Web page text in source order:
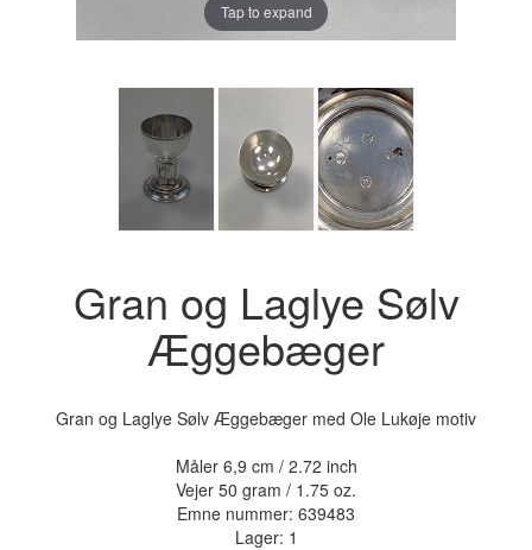
Tap to expand
Gran og Laglye Sølv
Æggebæger
Gran og Laglye Sølv Æggebæger med Ole Lukøje motiv
Måler 6,9 cm / 2.72 inch
Vejer 50 gram / 1.75 oz.
Emne nummer: 639483
Lager: 1